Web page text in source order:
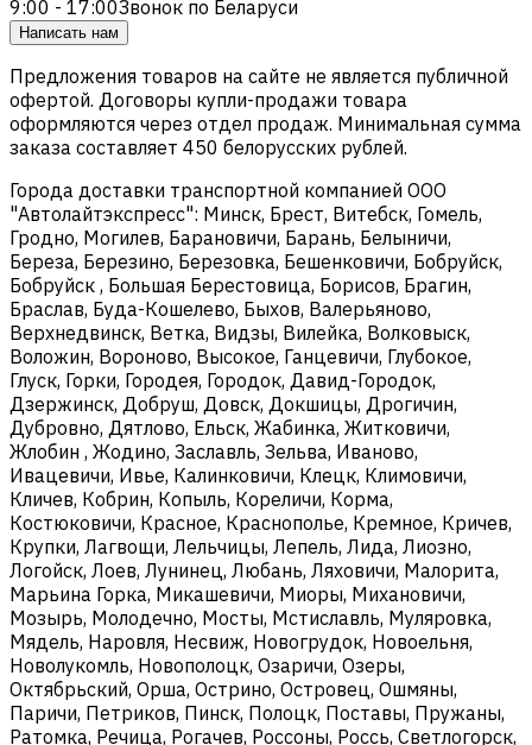
9:00 - 17:00Звонок по Беларуси
Написать нам
Предложения товаров на сайте не является публичной
офертой. Договоры купли-продажи товара
оформляются через отдел продаж. Минимальная сумма
заказа составляет 450 белорусских рублей.
Города доставки транспортной компанией ООО
"Автолайтэкспресс": Минск, Брест, Витебск, Гомель,
Гродно, Могилев, Барановичи, Барань, Белыничи,
Береза, Березино, Березовка, Бешенковичи, Бобруйск,
Бобруйск , Большая Берестовица, Борисов, Брагин,
Браслав, Буда-Кошелево, Быхов, Валерьяново,
Верхнедвинск, Ветка, Видзы, Вилейка, Волковыск,
Воложин, Вороново, Высокое, Ганцевичи, Глубокое,
Глуск, Горки, Городея, Городок, Давид-Городок,
Дзержинск, Добруш, Довск, Докшицы, Дрогичин,
Дубровно, Дятлово, Ельск, Жабинка, Житковичи,
Жлобин , Жодино, Заславль, Зельва, Иваново,
Ивацевичи, Ивье, Калинковичи, Клецк, Климовичи,
Кличев, Кобрин, Копыль, Кореличи, Корма,
Костюковичи, Красное, Краснополье, Кремное, Кричев,
Крупки, Лагвощи, Лельчицы, Лепель, Лида, Лиозно,
Логойск, Лоев, Лунинец, Любань, Ляховичи, Малорита,
Марьина Горка, Микашевичи, Миоры, Михановичи,
Мозырь, Молодечно, Мосты, Мстиславль, Муляровка,
Мядель, Наровля, Несвиж, Новогрудок, Новоельня,
Новолукомль, Новополоцк, Озаричи, Озеры,
Октябрьский, Орша, Острино, Островец, Ошмяны,
Паричи, Петриков, Пинск, Полоцк, Поставы, Пружаны,
Ратомка, Речица, Рогачев, Россоны, Россь, Светлогорск,